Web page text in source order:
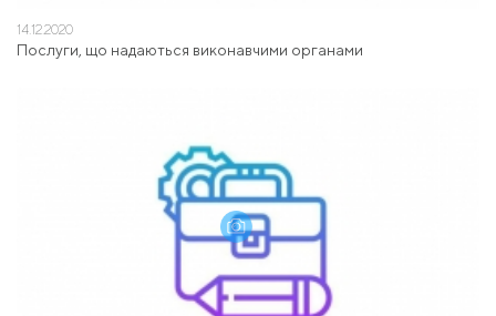
14.12.2020
Послуги, що надаються виконавчими органами